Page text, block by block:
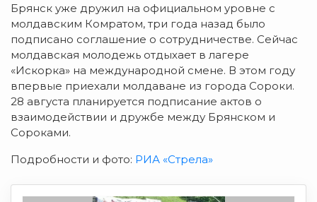
Брянск уже дружил на официальном уровне с
молдавским Комратом, три года назад было
подписано соглашение о сотрудничестве. Сейчас
молдавская молодежь отдыхает в лагере
«Искорка» на международной смене. В этом году
впервые приехали молдаване из города Сороки.
28 августа планируется подписание актов о
взаимодействии и дружбе между Брянском и
Сороками.
Подробности и фото: РИА «Стрела»